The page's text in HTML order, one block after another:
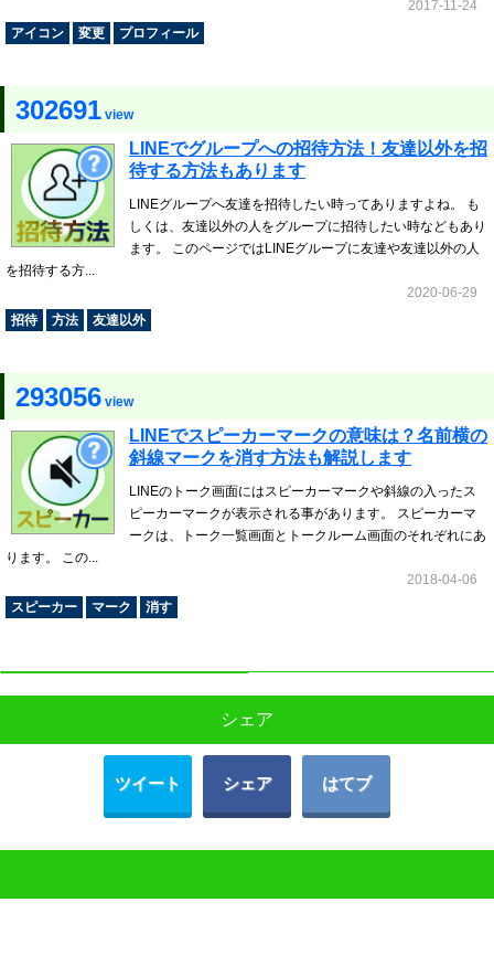
2017-11-24
アイコン
変更 プロフィール
302691 view
LINEでグループへの招待方法！友達以外を招
待する方法もあります
LINEグループへ友達を招待したい時ってありますよね。 も
しくは、友達以外の人をグループに招待したい時などもあり
ます。 このページではLINEグループに友達や友達以外の人
を招待する方...
2020-06-29
招待
方法 友達以外
293056 view
LINEでスピーカーマークの意味は？名前横の
斜線マークを消す方法も解説します
LINEのトーク画面にはスピーカーマークや斜線の入ったス
ピーカーマークが表示される事があります。 スピーカーマ
ークは、トーク一覧画面とトークルーム画面のそれぞれにあ
ります。 この...
2018-04-06
スピーカー
マーク 消す
シェア
ツイート シェア はてブ